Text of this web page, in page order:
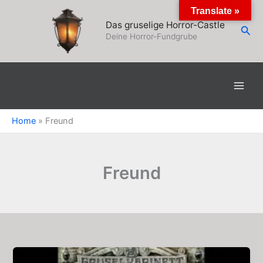
Das gruselige Horror-Castle
Deine Horror-Fundgrube
Home » Freund
Freund
Translate »